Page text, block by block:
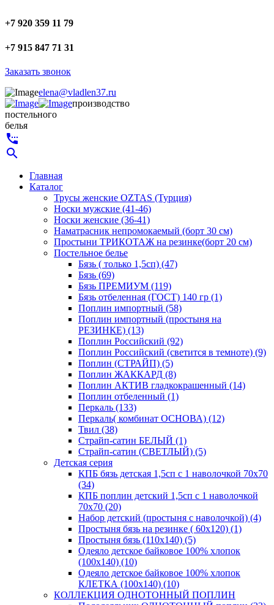
+7 920 359 11 79
+7 915 847 71 31
Заказать звонок
elena@vladlen37.ru
производство
постельного
белья
settings_phone
search
Главная
Каталог
Трусы женские OZTAS (Турция)
Носки мужские (41-46)
Носки женские (36-41)
Наматрасник непромокаемый (борт 30 см)
Простыни ТРИКОТАЖ на резинке(борт 20 см)
Постельное белье
Бязь ( только 1,5сп) (47)
Бязь (69)
Бязь ПРЕМИУМ (119)
Бязь отбеленная (ГОСТ) 140 гр (1)
Поплин импортный (58)
Поплин импортный (простыня на
РЕЗИНКЕ) (13)
Поплин Российский (92)
Поплин Российский (светится в темноте) (9)
Поплин (СТРАЙП) (5)
Поплин ЖАККАРД (8)
Поплин АКТИВ гладкокрашенный (14)
Поплин отбеленный (1)
Перкаль (133)
Перкаль( комбинат ОСНОВА) (12)
Твил (38)
Страйп-сатин БЕЛЫЙ (1)
Страйп-сатин (СВЕТЛЫЙ) (5)
Детская серия
КПБ бязь детская 1,5сп с 1 наволочкой 70х70
(34)
КПБ поплин детский 1,5сп с 1 наволочкой
70х70 (20)
Набор детский (простыня с наволочкой) (4)
Простыня бязь на резинке ( 60х120) (1)
Простыня бязь (110х140) (5)
Одеяло детское байковое 100% хлопок
(100х140) (10)
Одеяло детское байковое 100% хлопок
КЛЕТКА (100х140) (10)
КОЛЛЕКЦИЯ ОДНОТОННЫЙ ПОПЛИН